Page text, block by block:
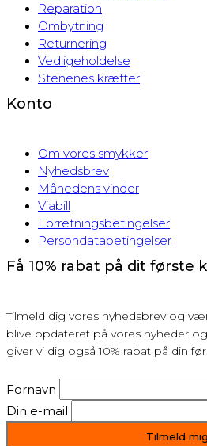
Reparation
Ombytning
Returnering
Vedligeholdelse
Stenenes kræfter
Konto
Om vores smykker
Nyhedsbrev
Månedens vinder
Viabill
Forretningsbetingelser
Persondatabetingelser
Få 10% rabat på dit første
Tilmeld dig vores nyhedsbrev og
blive opdateret på vores nyheder
giver vi dig også 10% rabat på din
Fornavn
Din e-mail